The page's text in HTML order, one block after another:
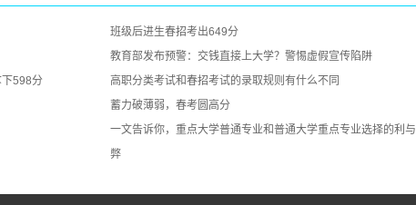
班级后进生春招考出649分
教育部发布预警：交钱直接上大学？警惕虚假宣传陷阱
下598分
高职分类考试和春招考试的录取规则有什么不同
蓄力破薄弱，春考圆高分
一文告诉你，重点大学普通专业和普通大学重点专业选择的利与
弊